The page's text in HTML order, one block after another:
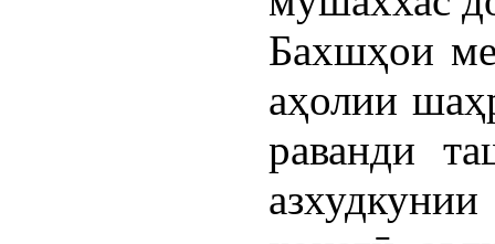
Бахшҳои
аҳолии
раванди